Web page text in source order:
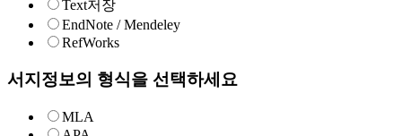
Text저장
EndNote / Mendeley
RefWorks
서지정보의 형식을 선택하세요
MLA